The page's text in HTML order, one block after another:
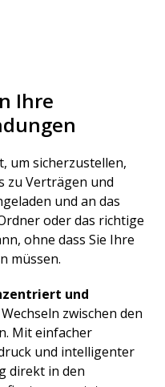
Ihre
um sicherzustellen,
zu Verträgen und
und an das
oder das richtige
ohne dass Sie Ihre
müssen.
und
zwischen den
Mit einfacher
und intelligenter
direkt in den